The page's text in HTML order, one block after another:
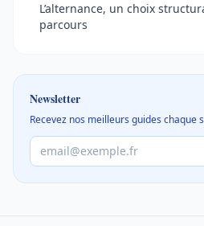
L’alternance, un choix
parcours
Newsletter
Recevez nos meilleurs guides chaque